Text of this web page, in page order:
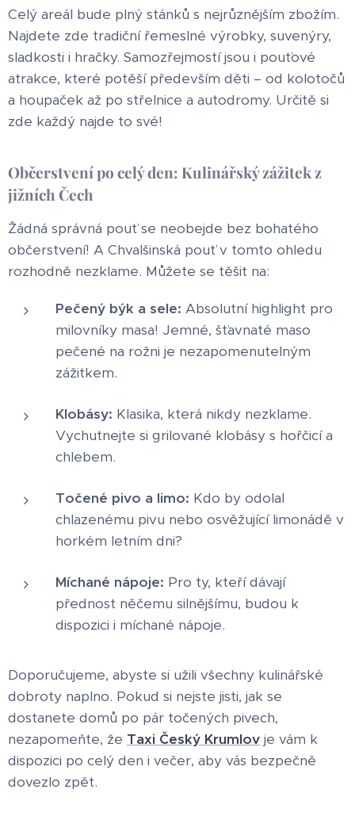
Celý areál bude plný stánků s nejrůznějším zbožím.
Najdete zde tradiční řemeslné výrobky, suvenýry,
sladkosti i hračky. Samozřejmostí jsou i pouťové
atrakce, které potěší především děti – od kolotočů
a houpaček až po střelnice a autodromy. Určitě si
zde každý najde to své!
Občerstvení po celý den: Kulinářský zážitek z
jižních Čech
Žádná správná pouť se neobejde bez bohatého
občerstvení! A Chvalšinská pouť v tomto ohledu
rozhodně nezklame. Můžete se těšit na:
Pečený býk a sele: Absolutní highlight pro
milovníky masa! Jemné, šťavnaté maso
pečené na rožni je nezapomenutelným
zážitkem.
Klobásy: Klasika, která nikdy nezklame.
Vychutnejte si grilované klobásy s hořčicí a
chlebem.
Točené pivo a limo: Kdo by odolal
chlazenému pivu nebo osvěžující limonádě v
horkém letním dni?
Míchané nápoje: Pro ty, kteří dávají
přednost něčemu silnějšímu, budou k
dispozici i míchané nápoje.
Doporučujeme, abyste si užili všechny kulinářské
dobroty naplno. Pokud si nejste jisti, jak se
dostanete domů po pár točených pivech,
nezapomeňte, že Taxi Český Krumlov je vám k
dispozici po celý den i večer, aby vás bezpečně
dovezlo zpět.